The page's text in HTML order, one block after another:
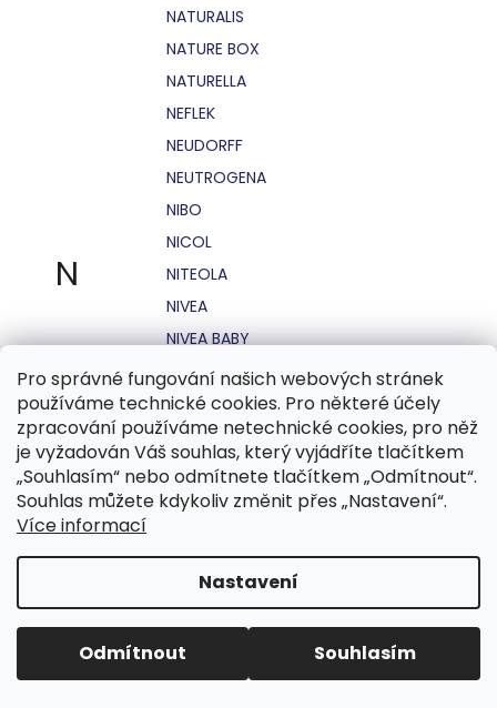
Pro správné fungování našich webových stránek
používáme technické cookies. Pro některé účely
zpracování používáme netechnické cookies, pro něž
je vyžadován Váš souhlas, který vyjádříte tlačítkem
„Souhlasím“ nebo odmítnete tlačítkem „Odmítnout“.
Souhlas můžete kdykoliv změnit přes „Nastavení“.
Více informací
Nastavení
Odmítnout Souhlasím
N
NATURALIS
NATURE BOX
NATURELLA
NEFLEK
NEUDORFF
NEUTROGENA
NIBO
NICOL
NITEOLA
NIVEA
NIVEA BABY
NIVEA MEN
NIVEA SUN
NO STRESS
NOHEL GARDEN
NORDICS
NUK
O.B.
OASIS